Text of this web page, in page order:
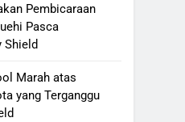
Pembicaraan
Pasca
Shield
Marah atas
yang Terganggu